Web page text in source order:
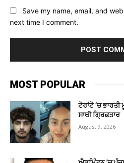
Save my name, email, and
next time I comment.
MOST POPULAR
ਟੋਰਾਂਟੋ ’ਚ
ਸਾਥੀ ਗ੍ਰਿਫ਼ਤਾਰ
August 9, 2026